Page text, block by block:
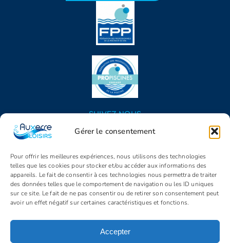
Gérer le consentement
Pour offrir les meilleures expériences, nous utilisons des technologies
telles que les cookies pour stocker et/ou accéder aux informations des
appareils. Le fait de consentir à ces technologies nous permettra de traiter
des données telles que le comportement de navigation ou les ID uniques
sur ce site. Le fait de ne pas consentir ou de retirer son consentement peut
avoir un effet négatif sur certaines caractéristiques et fonctions.
Accepter
SUIVEZ NOUS
© Copyright 2005 - 2026 | Auxerre Loisirs | Tous droits réservés |
C.G.V.
Politique de confidentialité